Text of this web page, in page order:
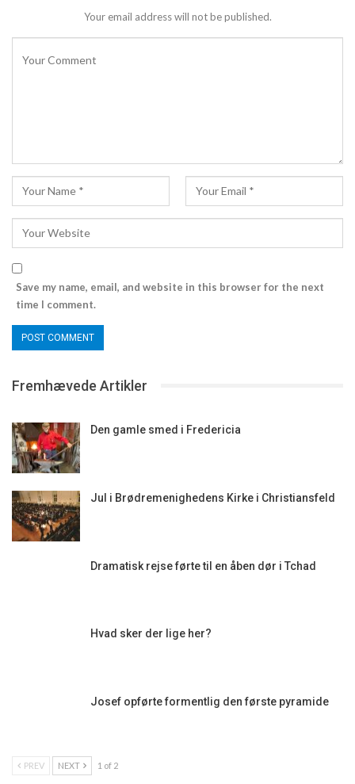
Your email address will not be published.
Save my name, email, and website in this browser for the next
time I comment.
Fremhævede Artikler
Den gamle smed i Fredericia
Jul i Brødremenighedens Kirke i Christiansfeld
Dramatisk rejse førte til en åben dør i Tchad
Hvad sker der lige her?
Josef opførte formentlig den første pyramide
PREV NEXT 1 of 2